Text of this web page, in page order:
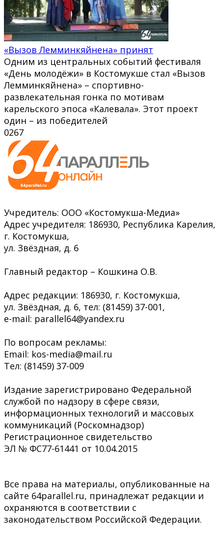
«Вызов Лемминкяйнена» принят
Одним из центральных событий фестиваля
«День молодёжи» в Костомукше стал «Вызов
Лемминкяйнена» – спортивно-
развлекательная гонка по мотивам
карельского эпоса «Калевала». Этот проект
один – из победителей
0267
Учредитель: ООО «Костомукша-Медиа»
Адрес учредителя: 186930, Республика Карелия,
г. Костомукша,
ул. Звёздная, д. 6
Главный редактор – Кошкина О.В.
Адрес редакции: 186930, г. Костомукша,
ул. Звёздная, д. 6, тел: (81459) 37-001,
e-mail: parallel64@yandex.ru
По вопросам рекламы:
Email: kos-media@mail.ru
Тел: (81459) 37-009
Издание зарегистрировано Федеральной
службой по надзору в сфере связи,
информационных технологий и массовых
коммуникаций (Роскомнадзор)
Регистрационное свидетельство
ЭЛ № ФС77-61441 от 10.04.2015
Все права на материалы, опубликованные на
сайте 64parallel.ru, принадлежат редакции и
охраняются в соответствии с
законодательством Российской Федерации.